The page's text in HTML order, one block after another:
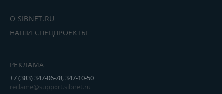
О SIBNET.RU
НАШИ СПЕЦПРОЕКТЫ
РЕКЛАМА
+7 (383) 347-06-78, 347-10-50
reclame@support.sibnet.ru